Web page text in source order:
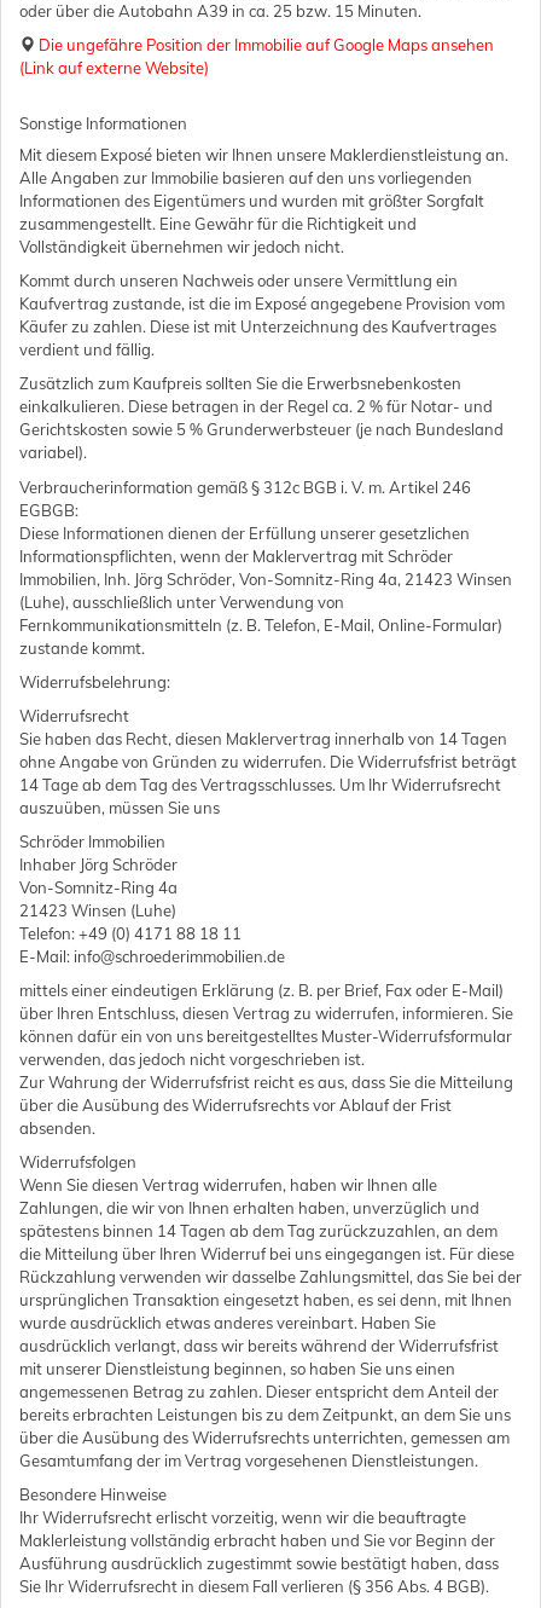
oder über die Autobahn A39 in ca. 25 bzw. 15 Minuten.
Die ungefähre Position der Immobilie auf Google Maps ansehen
(Link auf externe Website)
Sonstige Informationen
Mit diesem Exposé bieten wir Ihnen unsere Maklerdienstleistung an.
Alle Angaben zur Immobilie basieren auf den uns vorliegenden
Informationen des Eigentümers und wurden mit größter Sorgfalt
zusammengestellt. Eine Gewähr für die Richtigkeit und
Vollständigkeit übernehmen wir jedoch nicht.
Kommt durch unseren Nachweis oder unsere Vermittlung ein
Kaufvertrag zustande, ist die im Exposé angegebene Provision vom
Käufer zu zahlen. Diese ist mit Unterzeichnung des Kaufvertrages
verdient und fällig.
Zusätzlich zum Kaufpreis sollten Sie die Erwerbsnebenkosten
einkalkulieren. Diese betragen in der Regel ca. 2 % für Notar- und
Gerichtskosten sowie 5 % Grunderwerbsteuer (je nach Bundesland
variabel).
Verbraucherinformation gemäß § 312c BGB i. V. m. Artikel 246
EGBGB:
Diese Informationen dienen der Erfüllung unserer gesetzlichen
Informationspflichten, wenn der Maklervertrag mit Schröder
Immobilien, Inh. Jörg Schröder, Von-Somnitz-Ring 4a, 21423 Winsen
(Luhe), ausschließlich unter Verwendung von
Fernkommunikationsmitteln (z. B. Telefon, E-Mail, Online-Formular)
zustande kommt.
Widerrufsbelehrung:
Widerrufsrecht
Sie haben das Recht, diesen Maklervertrag innerhalb von 14 Tagen
ohne Angabe von Gründen zu widerrufen. Die Widerrufsfrist beträgt
14 Tage ab dem Tag des Vertragsschlusses. Um Ihr Widerrufsrecht
auszuüben, müssen Sie uns
Schröder Immobilien
Inhaber Jörg Schröder
Von-Somnitz-Ring 4a
21423 Winsen (Luhe)
Telefon: +49 (0) 4171 88 18 11
E-Mail: info@schroederimmobilien.de
mittels einer eindeutigen Erklärung (z. B. per Brief, Fax oder E-Mail)
über Ihren Entschluss, diesen Vertrag zu widerrufen, informieren. Sie
können dafür ein von uns bereitgestelltes Muster-Widerrufsformular
verwenden, das jedoch nicht vorgeschrieben ist.
Zur Wahrung der Widerrufsfrist reicht es aus, dass Sie die Mitteilung
über die Ausübung des Widerrufsrechts vor Ablauf der Frist
absenden.
Widerrufsfolgen
Wenn Sie diesen Vertrag widerrufen, haben wir Ihnen alle
Zahlungen, die wir von Ihnen erhalten haben, unverzüglich und
spätestens binnen 14 Tagen ab dem Tag zurückzuzahlen, an dem
die Mitteilung über Ihren Widerruf bei uns eingegangen ist. Für diese
Rückzahlung verwenden wir dasselbe Zahlungsmittel, das Sie bei der
ursprünglichen Transaktion eingesetzt haben, es sei denn, mit Ihnen
wurde ausdrücklich etwas anderes vereinbart. Haben Sie
ausdrücklich verlangt, dass wir bereits während der Widerrufsfrist
mit unserer Dienstleistung beginnen, so haben Sie uns einen
angemessenen Betrag zu zahlen. Dieser entspricht dem Anteil der
bereits erbrachten Leistungen bis zu dem Zeitpunkt, an dem Sie uns
über die Ausübung des Widerrufsrechts unterrichten, gemessen am
Gesamtumfang der im Vertrag vorgesehenen Dienstleistungen.
Besondere Hinweise
Ihr Widerrufsrecht erlischt vorzeitig, wenn wir die beauftragte
Maklerleistung vollständig erbracht haben und Sie vor Beginn der
Ausführung ausdrücklich zugestimmt sowie bestätigt haben, dass
Sie Ihr Widerrufsrecht in diesem Fall verlieren (§ 356 Abs. 4 BGB).